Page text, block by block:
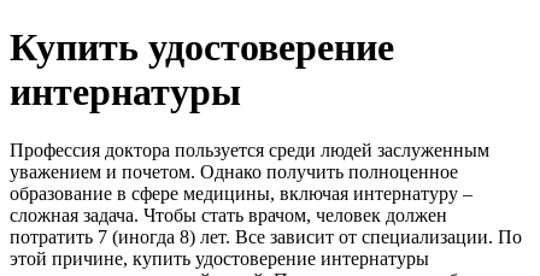
Купить удостоверение
интернатуры
Профессия доктора пользуется среди людей заслуженным
уважением и почетом. Однако получить полноценное
образование в сфере медицины, включая интернатуру –
сложная задача. Чтобы стать врачом, человек должен
потратить 7 (иногда 8) лет. Все зависит от специализации. По
этой причине, купить удостоверение интернатуры